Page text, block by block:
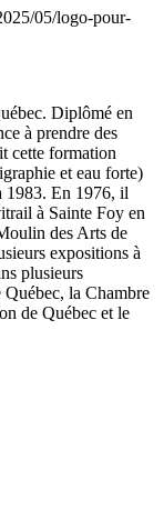
Diplômé en
à prendre des
cette formation
et eau forte)
1983. En 1976, il
à Sainte Foy en
des Arts de
expositions à
plusieurs
la Chambre
de Québec et le